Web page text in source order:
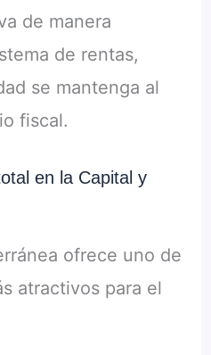
de manera
de rentas,
se mantenga al
fiscal.
en la Capital y
ofrece uno de
atractivos para el